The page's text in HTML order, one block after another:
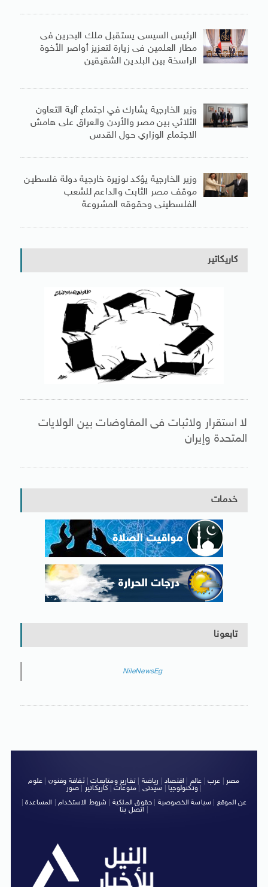
الرئيس السيسى يستقبل ملك البحرين فى
مطار العلمين فى زيارة لتعزيز أواصر الأخوة
الراسخة بين البلدين الشقيقين
وزير الخارجية يشارك في اجتماع آلية التعاون
الثلاثي بين مصر والأردن والعراق على هامش
الاجتماع الوزاري حول القدس
وزير الخارجية يؤكد لوزيرة خارجية دولة فلسطين
موقف مصر الثابت والداعم للشعب
الفلسطينى وحقوقه المشروعة
كاريكاتير
لا استقرار ولاثبات فى المفاوضات بين الولايات
المتحدة وإيران
خدمات
تابعونا
NileNewsEg
مصر عرب عالم اقتصاد رياضة |تقارير ومتابعات|ثقافة وفنون
علوم
وتكنولوجيا| سيدتى منوعات كاريكاتير صور
|
عن الموقع
سياسة الخصوصية حقوق الملكية شروط الاستخدام| المساعدة|
اتصل بنا